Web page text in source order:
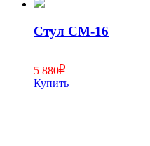
Стул СМ-16
5 880
Купить